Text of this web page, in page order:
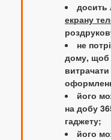
екрану
не
дому, щоб
його
на добу
гаджету;
його